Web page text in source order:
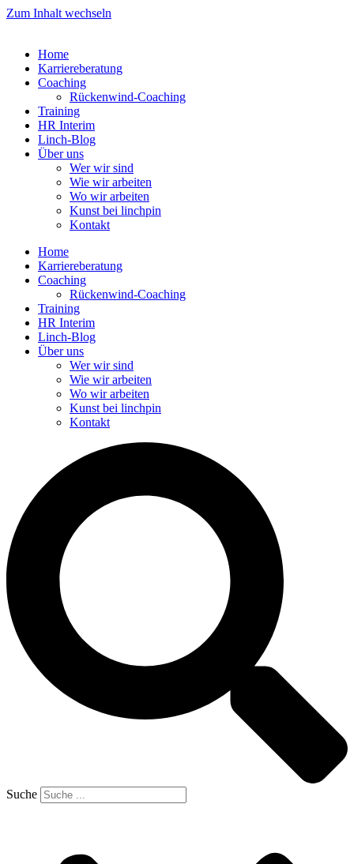
Zum Inhalt wechseln
Home
Karriereberatung
Coaching
Rückenwind-Coaching
Training
HR Interim
Linch-Blog
Über uns
Wer wir sind
Wie wir arbeiten
Wo wir arbeiten
Kunst bei linchpin
Kontakt
Home
Karriereberatung
Coaching
Rückenwind-Coaching
Training
HR Interim
Linch-Blog
Über uns
Wer wir sind
Wie wir arbeiten
Wo wir arbeiten
Kunst bei linchpin
Kontakt
Suche